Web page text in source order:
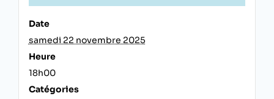
Date
samedi 22 novembre 2025
Heure
18h00
Catégories